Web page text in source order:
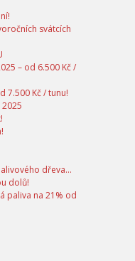
svátcích
– od 6.500 Kč /
7.500 Kč / tunu!
dřeva…
dolů!
paliva na 21% od